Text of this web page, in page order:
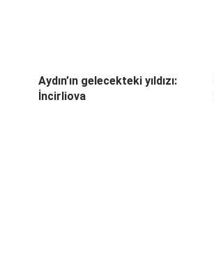
Aydın’ın gelecekteki yıldızı:
İncirliova